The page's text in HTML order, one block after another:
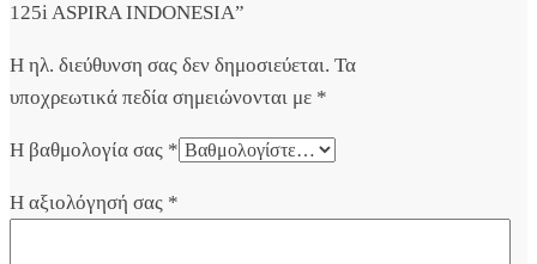
125i ASPIRA INDONESIA”
Η ηλ. διεύθυνση σας δεν δημοσιεύεται. Τα
υποχρεωτικά πεδία σημειώνονται με *
Η βαθμολογία σας *
Η αξιολόγησή σας *